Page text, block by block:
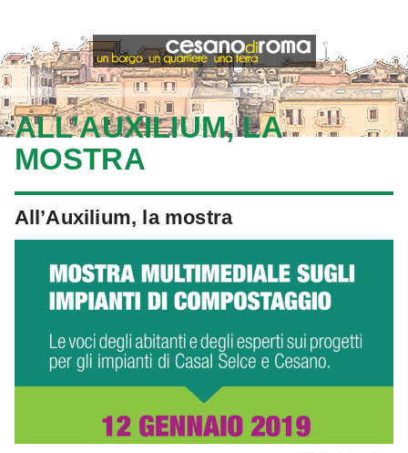
ALL’AUXILIUM, LA
MOSTRA
All’Auxilium, la mostra